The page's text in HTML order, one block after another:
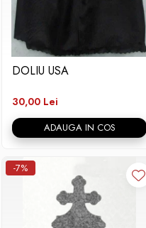
DOLIU USA
30,00 Lei
ADAUGA IN COS
-7%